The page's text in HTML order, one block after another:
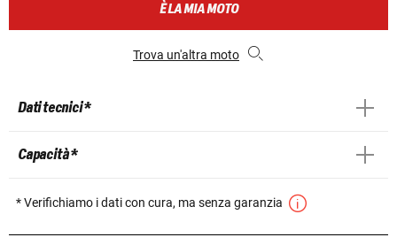
È LA MIA MOTO
Trova un'altra moto
Dati tecnici *
Capacità *
* Verifichiamo i dati con cura, ma senza garanzia